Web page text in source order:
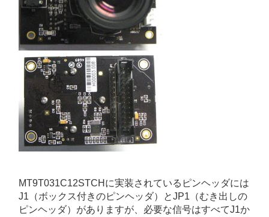
MT9T031C12STCHに実装されているピンヘッダには
J1（ボックス付きのピンヘッダ）とJP1（むき出しの
ピンヘッダ）がありますが、必要な信号はすべてJ1か